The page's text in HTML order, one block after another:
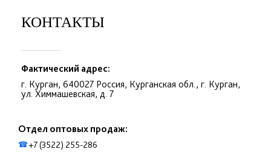
КОНТАКТЫ
Фактический адрес:
г. Курган, 640027 Россия, Курганская обл., г. Курган,
ул. Химмашевская, д. 7
Отдел оптовых продаж:
☎+7 (3522) 255-286